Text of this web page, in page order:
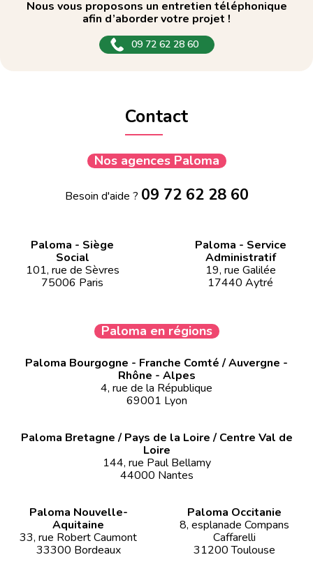
Nous vous proposons un entretien téléphonique
afin d’aborder votre projet !
09 72 62 28 60
Contact
Nos agences Paloma
Besoin d'aide ? 09 72 62 28 60
Paloma - Siège
Social
101, rue de Sèvres
75006 Paris
Paloma - Service
Administratif
19, rue Galilée
17440 Aytré
Paloma en régions
Paloma Bourgogne - Franche Comté / Auvergne -
Rhône - Alpes
4, rue de la République
69001 Lyon
Paloma Bretagne / Pays de la Loire / Centre Val de
Loire
144, rue Paul Bellamy
44000 Nantes
Paloma Nouvelle-
Aquitaine
33, rue Robert Caumont
33300 Bordeaux
Paloma Occitanie
8, esplanade Compans
Caffarelli
31200 Toulouse